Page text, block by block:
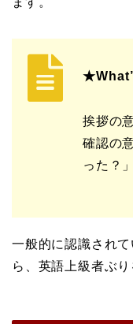
挨拶の
確認の
った？」
一般的に認識され
ら、英語上級者ぶ